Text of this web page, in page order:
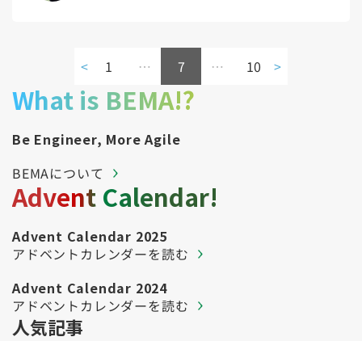
< 1 … 7 … 10 >
What is BEMA!?
Be Engineer, More Agile
BEMAについて
Advent Calendar!
Advent Calendar 2025
アドベントカレンダーを読む
Advent Calendar 2024
アドベントカレンダーを読む
人気記事